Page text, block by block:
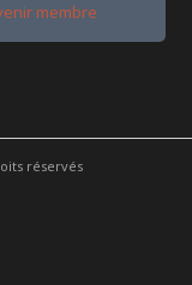
membre
réservés